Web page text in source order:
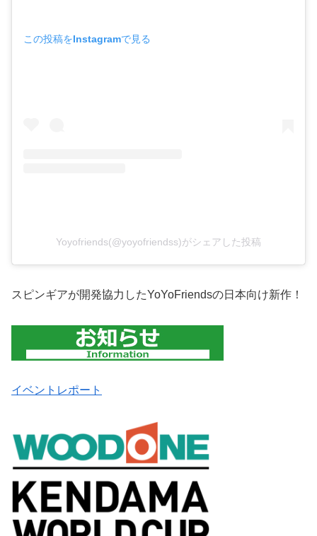
この投稿をInstagramで見る
Yoyofriends(@yoyofriendss)がシェアした投稿
スピンギアが開発協力したYoYoFriendsの日本向け新作！
イベントレポート